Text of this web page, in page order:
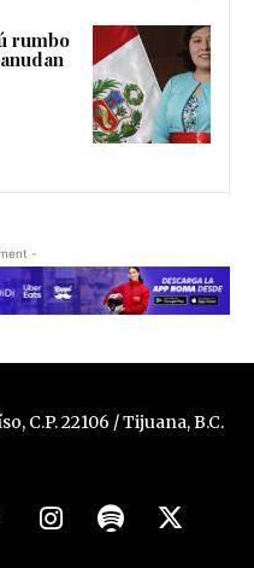
rumbo
-
C.P. 22106 / Tijuana, B.C.